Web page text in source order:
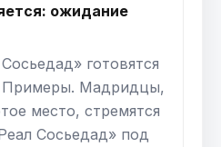
ожидание
готовятся
Примеры. Мадридцы,
место, стремятся
Сосьедад» под